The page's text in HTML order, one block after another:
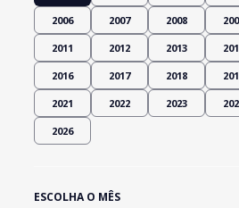
2006 2007 2008
2011 2012 2013
2016 2017 2018
2021 2022 2023
2026
ESCOLHA O MÊS